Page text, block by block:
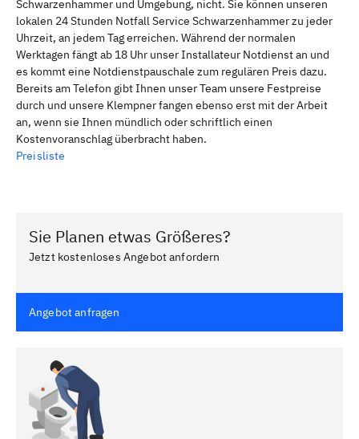
Schwarzenhammer und Umgebung, nicht. Sie können unseren
lokalen 24 Stunden Notfall Service Schwarzenhammer zu jeder
Uhrzeit, an jedem Tag erreichen. Während der normalen
Werktagen fängt ab 18 Uhr unser Installateur Notdienst an und
es kommt eine Notdienstpauschale zum regulären Preis dazu.
Bereits am Telefon gibt Ihnen unser Team unsere Festpreise
durch und unsere Klempner fangen ebenso erst mit der Arbeit
an, wenn sie Ihnen mündlich oder schriftlich einen
Kostenvoranschlag überbracht haben.
Preisliste
Sie Planen etwas Größeres?
Jetzt kostenloses Angebot anfordern
Angebot anfragen